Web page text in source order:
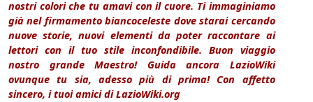
nostri colori che tu amavi con il cuore. Ti immaginiamo
già nel firmamento biancoceleste dove starai cercando
nuove storie, nuovi elementi da poter raccontare ai
lettori con il tuo stile inconfondibile. Buon viaggio
nostro grande Maestro! Guida ancora LazioWiki
ovunque tu sia, adesso più di prima! Con affetto
sincero, i tuoi amici di LazioWiki.org